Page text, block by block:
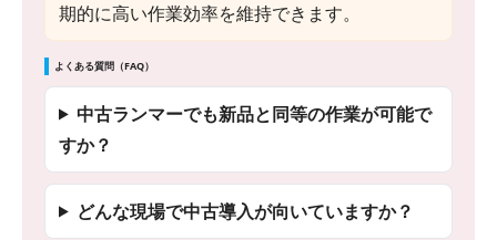
期的に高い作業効率を維持できます。
よくある質問（FAQ）
中古ランマーでも新品と同等の作業が可能で
すか？
どんな現場で中古導入が向いていますか？